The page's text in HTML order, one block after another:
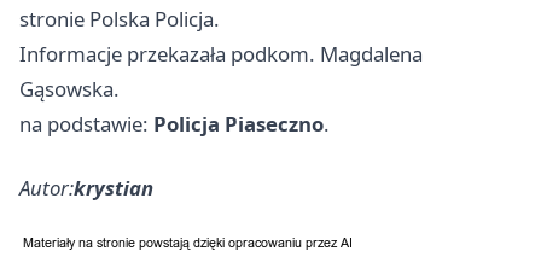
stronie Polska Policja.
Informacje przekazała podkom. Magdalena
Gąsowska.
na podstawie: Policja Piaseczno.
Autor:krystian